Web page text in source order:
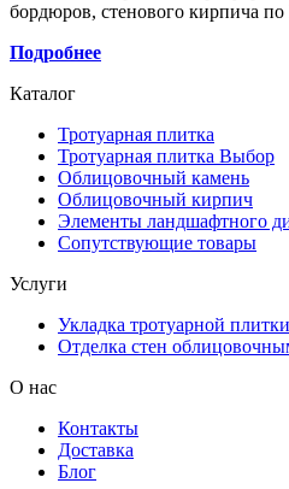
бордюров, стенового кирпича
Подробнее
Каталог
Тротуарная плитка
Тротуарная плитка Выбор
Облицовочный камень
Облицовочный кирпич
Элементы ландшафтного
Сопутствующие товары
Услуги
Укладка тротуарной плитки
Отделка стен
О нас
Контакты
Доставка
Блог